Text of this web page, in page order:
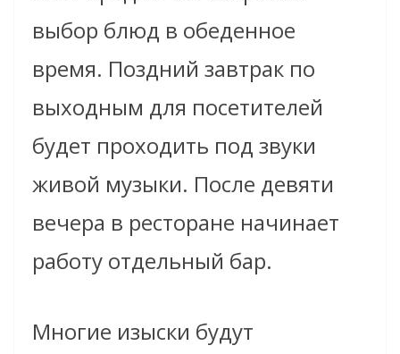
выбор блюд в обеденное
время. Поздний завтрак по
выходным для посетителей
будет проходить под звуки
живой музыки. После девяти
вечера в ресторане начинает
работу отдельный бар.
Многие изыски будут